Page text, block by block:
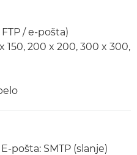
/ e-pošta)
150, 200 x 200, 300 x 300,
pošta: SMTP (slanje)